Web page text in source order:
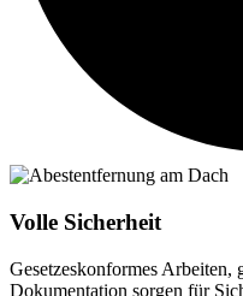
Volle Sicherheit
Gesetzeskonformes Arbeiten,
Dokumentation sorgen für